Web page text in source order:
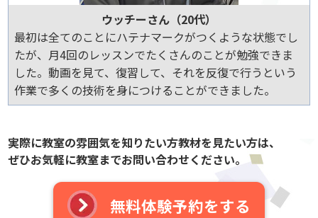
ウッチーさん（20代）
最初は全てのことにハテナマークがつくような状態でし
たが、月4回のレッスンでたくさんのことが勉強できま
した。動画を見て、復習して、それを反復で行うという
作業で多くの技術を身につけることができました。
実際に教室の雰囲気を知りたい方教材を見たい方は、
ぜひお気軽に教室までお問い合わせください。
無料体験予約をする